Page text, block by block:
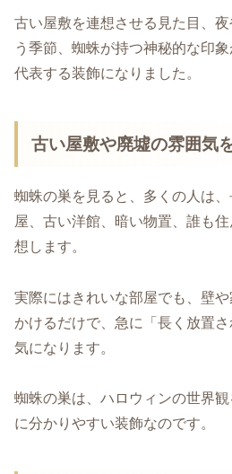
古い屋敷を連想させる見た目、
う季節、蜘蛛が持つ神秘的な印
代表する装飾になりました。
古い屋敷や廃墟の雰囲気
蜘蛛の巣を見ると、多くの人は
屋、古い洋館、暗い物置、誰も
想します。
実際にはきれいな部屋でも、壁
かけるだけで、急に「長く放置
気になります。
蜘蛛の巣は、ハロウィンの世界
に分かりやすい装飾なのです。